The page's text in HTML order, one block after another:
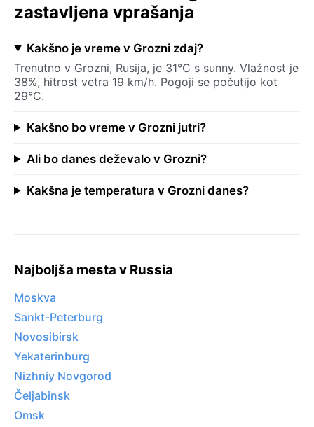
zastavljena vprašanja
Kakšno je vreme v Grozni zdaj?
Trenutno v Grozni, Rusija, je 31°C s sunny. Vlažnost je
38%, hitrost vetra 19 km/h. Pogoji se počutijo kot
29°C.
Kakšno bo vreme v Grozni jutri?
Ali bo danes deževalo v Grozni?
Kakšna je temperatura v Grozni danes?
Najboljša mesta v Russia
Moskva
Sankt-Peterburg
Novosibirsk
Yekaterinburg
Nizhniy Novgorod
Čeljabinsk
Omsk